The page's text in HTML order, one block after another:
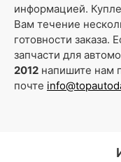
информацией.
Вам течение
готовности заказа.
запчасти для
2012 напишите нам
почте